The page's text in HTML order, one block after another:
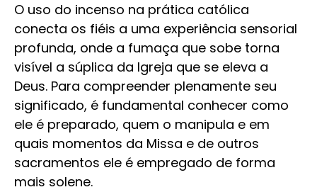
O uso do incenso na prática católica
conecta os fiéis a uma experiência sensorial
profunda, onde a fumaça que sobe torna
visível a súplica da Igreja que se eleva a
Deus. Para compreender plenamente seu
significado, é fundamental conhecer como
ele é preparado, quem o manipula e em
quais momentos da Missa e de outros
sacramentos ele é empregado de forma
mais solene.